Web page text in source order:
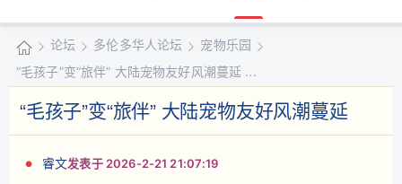
加
国
同
城
»
论坛 多伦多华人论坛
›
宠物乐园
›
“毛孩子”变“旅伴” 大陆宠物友好风潮蔓延 ...
“毛孩子”变“旅伴” 大陆宠物友好风潮蔓延
睿文发表于 2026-2-21 21:07:19